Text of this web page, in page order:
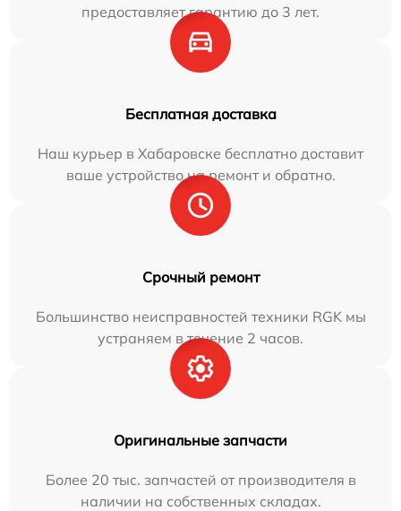
предоставляет гарантию до 3 лет.
Бесплатная доставка
Наш курьер в Хабаровске бесплатно доставит
ваше устройство на ремонт и обратно.
Срочный ремонт
Большинство неисправностей техники RGK мы
устраняем в течение 2 часов.
Оригинальные запчасти
Более 20 тыс. запчастей от производителя в
наличии на собственных складах.